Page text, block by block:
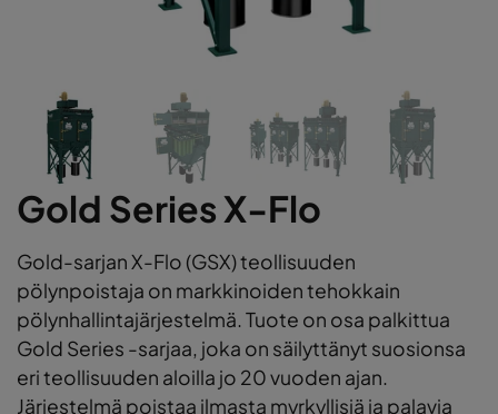
Gold Series X-Flo
Gold-sarjan X-Flo (GSX) teollisuuden
pölynpoistaja on markkinoiden tehokkain
pölynhallintajärjestelmä. Tuote on osa palkittua
Gold Series -sarjaa, joka on säilyttänyt suosionsa
eri teollisuuden aloilla jo 20 vuoden ajan.
Järjestelmä poistaa ilmasta myrkyllisiä ja palavia